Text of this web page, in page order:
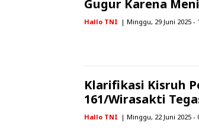
Gugur Karena
Hallo TNI | Minggu, 29 Juni 2025 -
Klarifikasi Kisruh
161/Wirasakti
Hallo TNI | Minggu, 22 Juni 2025 -